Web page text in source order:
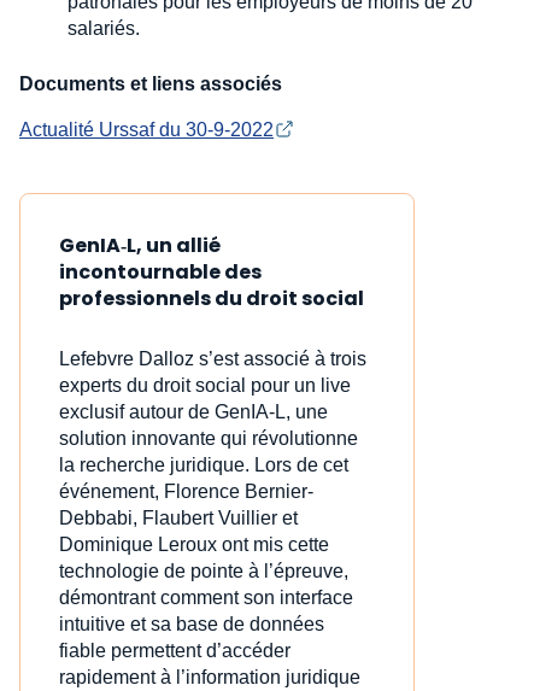
salariés.
Documents et liens associés
Actualité Urssaf du 30-9-2022
GenIA‑L, un allié
incontournable des
professionnels du droit social
Lefebvre Dalloz s’est associé à trois
experts du droit social pour un live
exclusif autour de GenIA‑L, une
solution innovante qui révolutionne
la recherche juridique. Lors de cet
événement, Florence Bernier-
Debbabi, Flaubert Vuillier et
Dominique Leroux ont mis cette
technologie de pointe à l’épreuve,
démontrant comment son interface
intuitive et sa base de données
fiable permettent d’accéder
rapidement à l’information juridique